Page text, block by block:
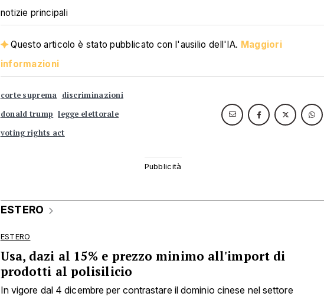
notizie principali
Questo articolo è stato pubblicato con l'ausilio dell'IA. Maggiori
informazioni
corte suprema discriminazioni
donald trump legge elettorale
voting rights act
ESTERO
ESTERO
Usa, dazi al 15% e prezzo minimo all'import di
prodotti al polisilicio
In vigore dal 4 dicembre per contrastare il dominio cinese nel settore